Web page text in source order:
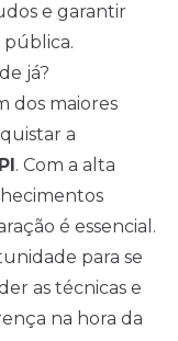
e garantir
já?
dos maiores
a
. Com a alta
é essencial.
para se
as técnicas e
na hora da